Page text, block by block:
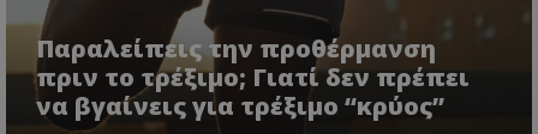
Παραλείπεις την προθέρμανση
πριν το τρέξιμο; Γιατί δεν πρέπει
να βγαίνεις για τρέξιμο “κρύος”